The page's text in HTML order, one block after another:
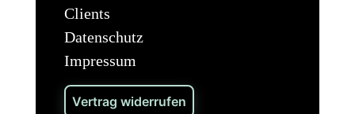
Clients
Datenschutz
Impressum
Vertrag widerrufen